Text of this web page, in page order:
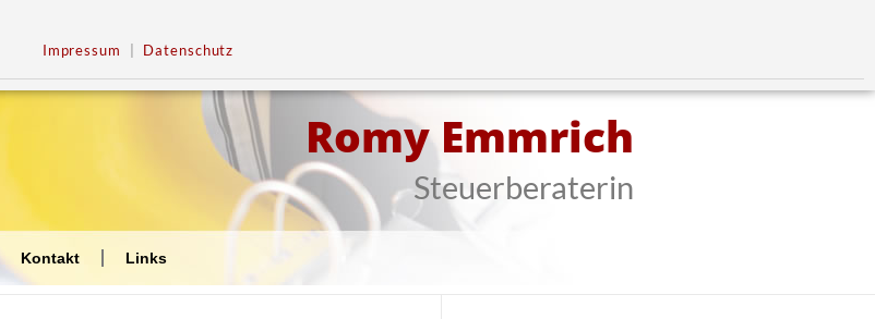
Impressum Datenschutz
Romy Emmrich
Steuerberaterin
Kontakt Links